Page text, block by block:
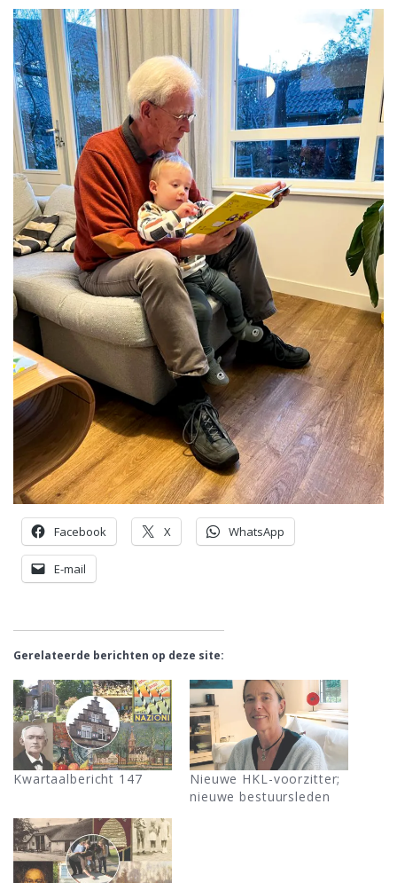
Facebook X WhatsApp
E-mail
Gerelateerde berichten op deze site:
Kwartaalbericht 147
Nieuwe HKL-voorzitter;
nieuwe bestuursleden